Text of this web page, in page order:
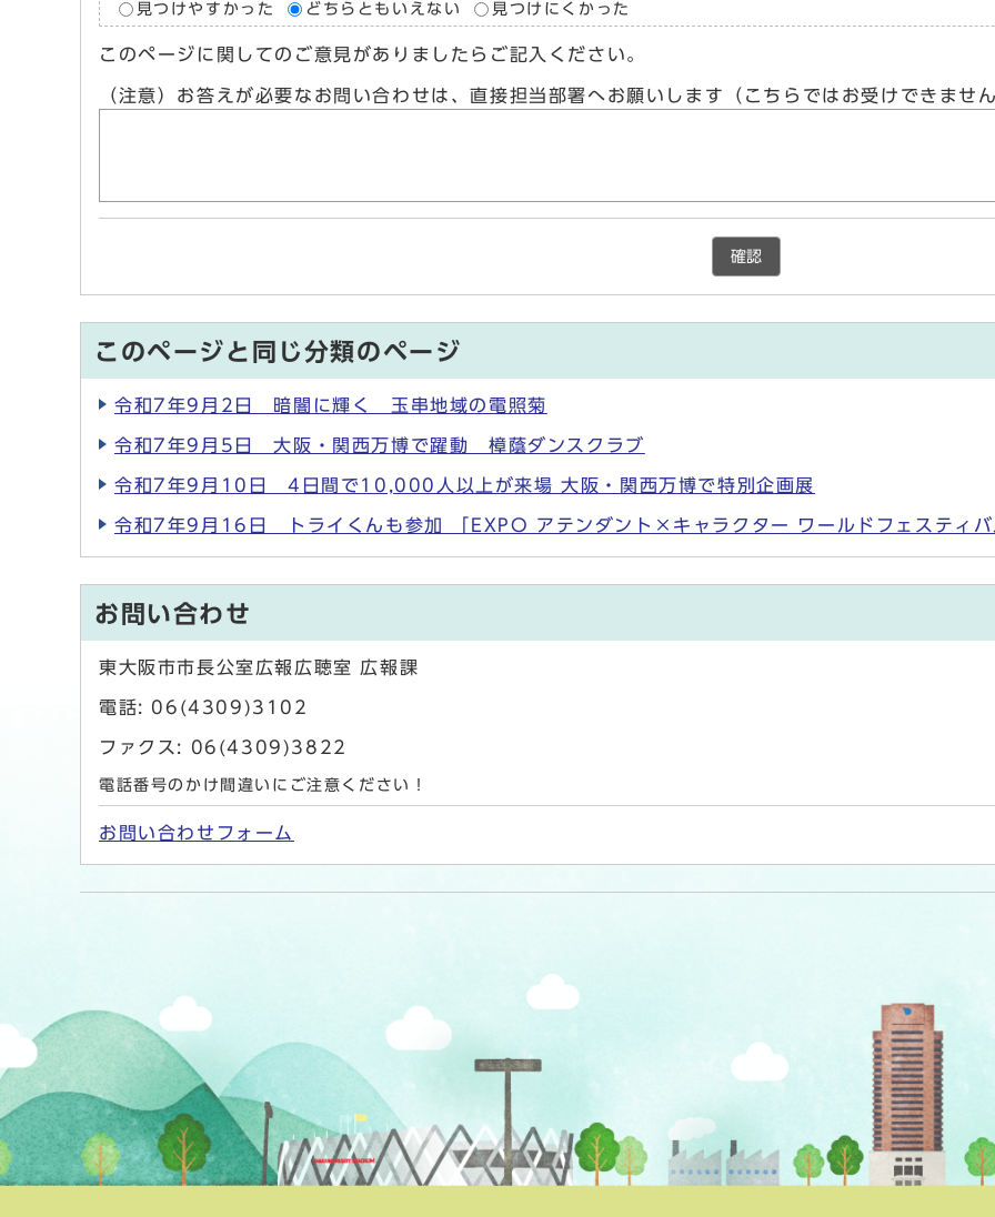
見つけやすかった どちらともいえない 見つけにくかった
このページに関してのご意見がありましたらご記入ください。
（注意）お答えが必要なお問い合わせは、直接担当部署へお願いします（こちらではお受けできませ
確認
このページと同じ分類のページ
令和7年9月2日 暗闇に輝く 玉串地域の電照菊
令和7年9月5日 大阪・関西万博で躍動 樟蔭ダンスクラブ
令和7年9月10日 4日間で10,000人以上が来場 大阪・関西万博で特別企画展
令和7年9月16日 トライくんも参加 「EXPO アテンダント×キャラクター ワールドフェスティバ
お問い合わせ
東大阪市市長公室広報広聴室 広報課
電話: 06(4309)3102
ファクス: 06(4309)3822
電話番号のかけ間違いにご注意ください！
お問い合わせフォーム